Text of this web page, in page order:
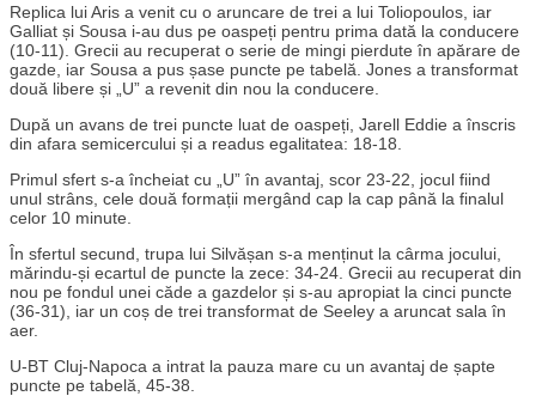
Replica lui Aris a venit cu o aruncare de trei a lui Toliopoulos, iar
Galliat și Sousa i-au dus pe oaspeți pentru prima dată la conducere
(10-11). Grecii au recuperat o serie de mingi pierdute în apărare de
gazde, iar Sousa a pus șase puncte pe tabelă. Jones a transformat
două libere și „U” a revenit din nou la conducere.
După un avans de trei puncte luat de oaspeți, Jarell Eddie a înscris
din afara semicercului și a readus egalitatea: 18-18.
Primul sfert s-a încheiat cu „U” în avantaj, scor 23-22, jocul fiind
unul strâns, cele două formații mergând cap la cap până la finalul
celor 10 minute.
În sfertul secund, trupa lui Silvășan s-a menținut la cârma jocului,
mărindu-și ecartul de puncte la zece: 34-24. Grecii au recuperat din
nou pe fondul unei căde a gazdelor și s-au apropiat la cinci puncte
(36-31), iar un coș de trei transformat de Seeley a aruncat sala în
aer.
U-BT Cluj-Napoca a intrat la pauza mare cu un avantaj de șapte
puncte pe tabelă, 45-38.